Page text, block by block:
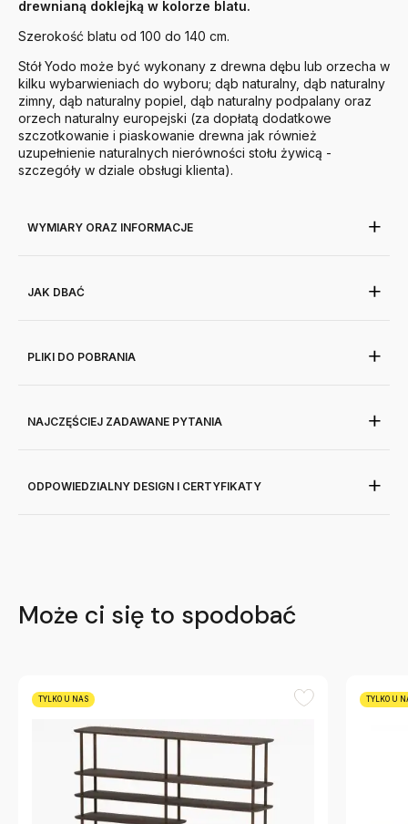
drewnianą doklejką w kolorze blatu.
Szerokość blatu od 100 do 140 cm.
Stół Yodo może być wykonany z drewna dębu lub orzecha w
kilku wybarwieniach do wyboru; dąb naturalny, dąb naturalny
zimny, dąb naturalny popiel, dąb naturalny podpalany oraz
orzech naturalny europejski (za dopłatą dodatkowe
szczotkowanie i piaskowanie drewna jak również
uzupełnienie naturalnych nierówności stołu żywicą -
szczegóły w dziale obsługi klienta).
WYMIARY ORAZ INFORMACJE
JAK DBAĆ
PLIKI DO POBRANIA
NAJCZĘŚCIEJ ZADAWANE PYTANIA
ODPOWIEDZIALNY DESIGN I CERTYFIKATY
Może ci się to spodobać
TYLKO U NAS TYLKO U